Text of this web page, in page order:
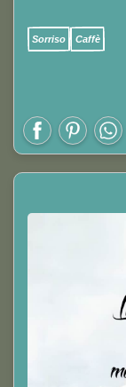
Sorriso Caffè